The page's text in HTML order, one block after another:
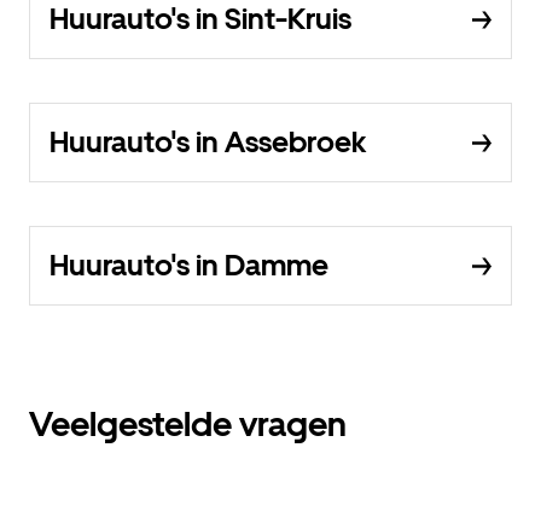
Huurauto's in Sint-Kruis
Huurauto's in Assebroek
Huurauto's in Damme
Veelgestelde vragen